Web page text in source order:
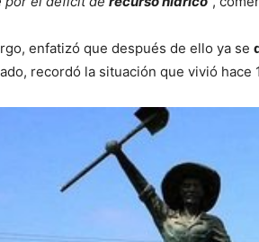
enfatizó que después de ello ya se
recordó la situación que vivió hace